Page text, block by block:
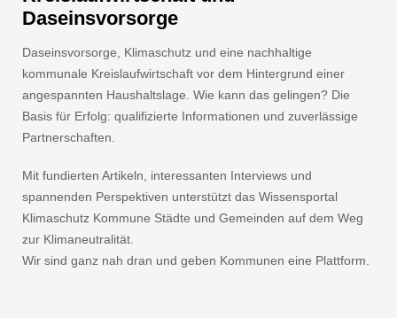
Daseinsvorsorge
Daseinsvorsorge, Klimaschutz und eine nachhaltige
kommunale Kreislaufwirtschaft vor dem Hintergrund einer
angespannten Haushaltslage. Wie kann das gelingen? Die
Basis für Erfolg: qualifizierte Informationen und zuverlässige
Partnerschaften.
Mit fundierten Artikeln, interessanten Interviews und
spannenden Perspektiven unterstützt das Wissensportal
Klimaschutz Kommune Städte und Gemeinden auf dem Weg
zur Klimaneutralität.
Wir sind ganz nah dran und geben Kommunen eine Plattform.